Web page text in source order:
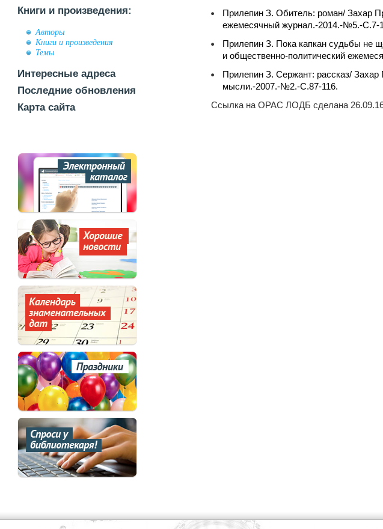
Книги и произведения:
Авторы
Книги и произведения
Темы
Интересные адреса
Последние обновления
Карта сайта
Прилепин З. Обитель: роман/ Захар
ежемесячный журнал.-2014.-№5.-С.7-
Прилепин З. Пока капкан судьбы не
и общественно-политический
Прилепин З. Сержант: рассказ/
мысли.-2007.-№2.-С.87-116.
Ссылка на OPAC ЛОДБ сделана